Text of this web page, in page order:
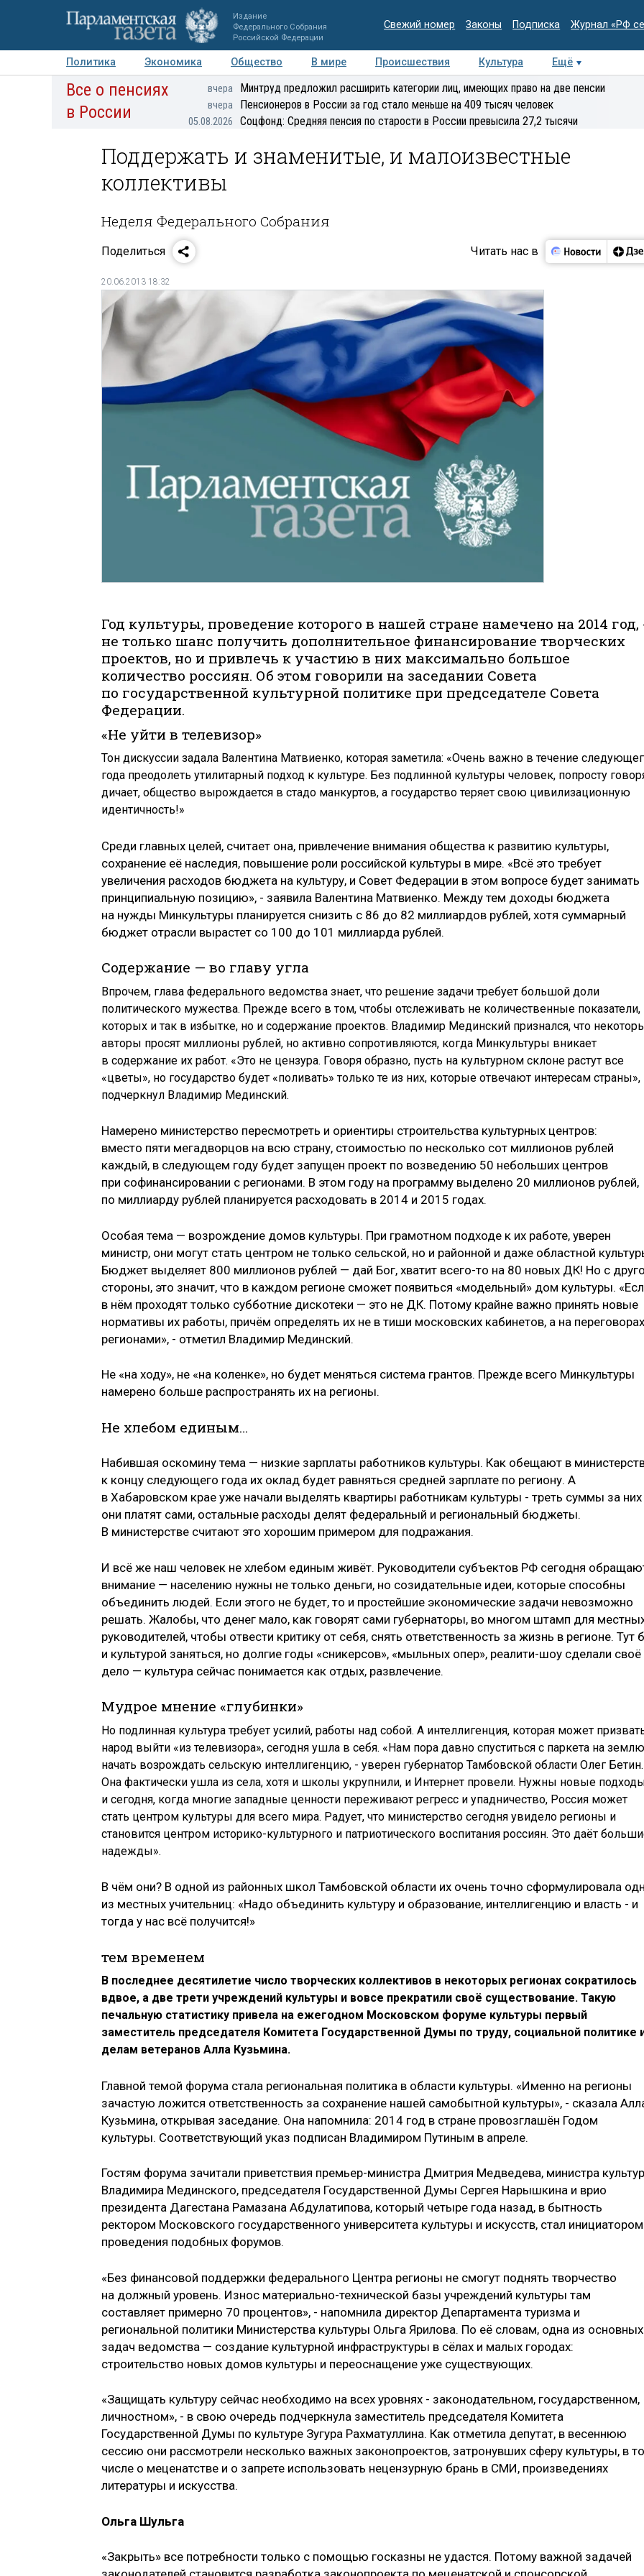
Издание
Федерального Собрания
Российской Федерации
Свежий номер Законы Подписка Журнал «РФ
Политика Экономика Общество В мире Происшествия Культура
Ещё
Авторы Персоны Мнения Регионы Медиацентр Интервью Колумнисты
Все о пенсиях
в России
вчера Минтруд предложил расширить категории лиц, имеющих право на две пенсии
вчера Пенсионеров в России за год стало меньше на 409 тысяч человек
05.08.2026 Соцфонд: Средняя пенсия по старости в России превысила 27,2 тысячи
Поддержать и знаменитые, и малоизвестные
коллективы
Неделя Федерального Собрания
Поделиться Читать нас в
20.06.2013 18:32
Год культуры, проведение которого в нашей стране намечено на 2014 год,
не только шанс получить дополнительное финансирование творческих
проектов, но и привлечь к участию в них максимально большое
количество россиян. Об этом говорили на заседании Совета
по государственной культурной политике при председателе Совета
Федерации.
«Не уйти в телевизор»
Тон дискуссии задала Валентина Матвиенко, которая заметила: «Очень важно в течение
года преодолеть утилитарный подход к культуре. Без подлинной культуры человек, попросту
дичает, общество вырождается в стадо манкуртов, а государство теряет свою цивилизационную
идентичность!»
Среди главных целей, считает она, привлечение внимания общества к развитию культуры,
сохранение её наследия, повышение роли российской культуры в мире. «Всё это требует
увеличения расходов бюджета на культуру, и Совет Федерации в этом вопросе будет занимать
принципиальную позицию», - заявила Валентина Матвиенко. Между тем доходы бюджета
на нужды Минкультуры планируется снизить с 86 до 82 миллиардов рублей, хотя суммарный
бюджет отрасли вырастет со 100 до 101 миллиарда рублей.
Содержание — во главу угла
Впрочем, глава федерального ведомства знает, что решение задачи требует большой доли
политического мужества. Прежде всего в том, чтобы отслеживать не количественные показатели,
которых и так в избытке, но и содержание проектов. Владимир Мединский признался, что
авторы просят миллионы рублей, но активно сопротивляются, когда Минкультуры вникает
в содержание их работ. «Это не цензура. Говоря образно, пусть на культурном склоне растут все
«цветы», но государство будет «поливать» только те из них, которые отвечают интересам страны»,
подчеркнул Владимир Мединский.
Намерено министерство пересмотреть и ориентиры строительства культурных центров:
вместо пяти мегадворцов на всю страну, стоимостью по несколько сот миллионов рублей
каждый, в следующем году будет запущен проект по возведению 50 небольших центров
при софинансировании с регионами. В этом году на программу выделено 20 миллионов рублей,
по миллиарду рублей планируется расходовать в 2014 и 2015 годах.
Особая тема — возрождение домов культуры. При грамотном подходе к их работе, уверен
министр, они могут стать центром не только сельской, но и районной и даже областной
Бюджет выделяет 800 миллионов рублей — дай Бог, хватит всего-то на 80 новых ДК! Но с
стороны, это значит, что в каждом регионе сможет появиться «модельный» дом культуры.
в нём проходят только субботние дискотеки — это не ДК. Потому крайне важно принять новые
нормативы их работы, причём определять их не в тиши московских кабинетов, а на
регионами», - отметил Владимир Мединский.
Не «на ходу», не «на коленке», но будет меняться система грантов. Прежде всего Минкультуры
намерено больше распространять их на регионы.
Не хлебом единым…
Набившая оскомину тема — низкие зарплаты работников культуры. Как обещают в
к концу следующего года их оклад будет равняться средней зарплате по региону. А
в Хабаровском крае уже начали выделять квартиры работникам культуры - треть суммы за них
они платят сами, остальные расходы делят федеральный и региональный бюджеты.
В министерстве считают это хорошим примером для подражания.
И всё же наш человек не хлебом единым живёт. Руководители субъектов РФ сегодня
внимание — населению нужны не только деньги, но созидательные идеи, которые способны
объединить людей. Если этого не будет, то и простейшие экономические задачи невозможно
решать. Жалобы, что денег мало, как говорят сами губернаторы, во многом штамп для
руководителей, чтобы отвести критику от себя, снять ответственность за жизнь в регионе. Тут
и культурой заняться, но долгие годы «сникерсов», «мыльных опер», реалити-шоу сделали своё
дело — культура сейчас понимается как отдых, развлечение.
Мудрое мнение «глубинки»
Но подлинная культура требует усилий, работы над собой. А интеллигенция, которая может
народ выйти «из телевизора», сегодня ушла в себя. «Нам пора давно спуститься с паркета на
начать возрождать сельскую интеллигенцию, - уверен губернатор Тамбовской области Олег
Она фактически ушла из села, хотя и школы укрупнили, и Интернет провели. Нужны новые
и сегодня, когда многие западные ценности переживают регресс и упадничество, Россия может
стать центром культуры для всего мира. Радует, что министерство сегодня увидело регионы и
становится центром историко-культурного и патриотического воспитания россиян. Это даёт
надежды».
В чём они? В одной из районных школ Тамбовской области их очень точно сформулировала
из местных учительниц: «Надо объединить культуру и образование, интеллигенцию и власть - и
тогда у нас всё получится!»
тем временем
В последнее десятилетие число творческих коллективов в некоторых регионах сократилось
вдвое, а две трети учреждений культуры и вовсе прекратили своё существование. Такую
печальную статистику привела на ежегодном Московском форуме культуры первый
заместитель председателя Комитета Государственной Думы по труду, социальной политике
делам ветеранов Алла Кузьмина.
Главной темой форума стала региональная политика в области культуры. «Именно на регионы
зачастую ложится ответственность за сохранение нашей самобытной культуры», - сказала
Кузьмина, открывая заседание. Она напомнила: 2014 год в стране провозглашён Годом
культуры. Соответствующий указ подписан Владимиром Путиным в апреле.
Гостям форума зачитали приветствия премьер-министра Дмитрия Медведева, министра
Владимира Мединского, председателя Государственной Думы Сергея Нарышкина и врио
президента Дагестана Рамазана Абдулатипова, который четыре года назад, в бытность
ректором Московского государственного университета культуры и искусств, стал инициатором
проведения подобных форумов.
«Без финансовой поддержки федерального Центра регионы не смогут поднять творчество
на должный уровень. Износ материально-технической базы учреждений культуры там
составляет примерно 70 процентов», - напомнила директор Департамента туризма и
региональной политики Министерства культуры Ольга Ярилова. По её словам, одна из основных
задач ведомства — создание культурной инфраструктуры в сёлах и малых городах:
строительство новых домов культуры и переоснащение уже существующих.
«Защищать культуру сейчас необходимо на всех уровнях - законодательном, государственном,
личностном», - в свою очередь подчеркнула заместитель председателя Комитета
Государственной Думы по культуре Зугура Рахматуллина. Как отметила депутат, в весеннюю
сессию они рассмотрели несколько важных законопроектов, затронувших сферу культуры, в
числе о меценатстве и о запрете использовать нецензурную брань в СМИ, произведениях
литературы и искусства.
Ольга Шульга
«Закрыть» все потребности только с помощью госказны не удастся. Потому важной задачей